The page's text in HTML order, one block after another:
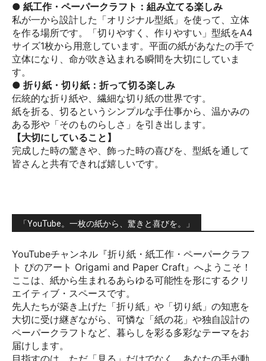
● 紙工作・ペーパークラフト：組み立てる楽しみ
私が一から設計した「オリジナル型紙」を使って、立体
を作る場所です。「切りやすく、作りやすい」型紙をA4
サイズ1枚から用意しています。平面の紙があなたの手で
立体になり、命が吹き込まれる瞬間を大切にしていま
す。
● 折り紙・切り紙：折って切る楽しみ
伝統的な折り紙や、繊細な切り紙の世界です。
紙を折る、切るというシンプルな手仕事から、温かみの
ある形や「そのものらしさ」を引き出します。
【大切にしていること】
完成した時の驚きや、飾った時の喜びを、型紙を通して
皆さんと共有できれば嬉しいです。
「YouTube。一枚の紙から、驚きと喜びを。」
YouTubeチャンネル『折り紙・紙工作・ペーパークラフ
ト ぴのアート Origami and Paper Craft』へようこそ！
ここは、紙から生まれるあらゆる可能性を形にするクリ
エイティブ・スペースです。
先人たちが築き上げた「折り紙」や「切り紙」の知恵を
大切に受け継ぎながら、可憐な「紙の花」や独自設計の
ペーパークラフトなど、暮らしを彩る多彩なテーマをお
届けします。